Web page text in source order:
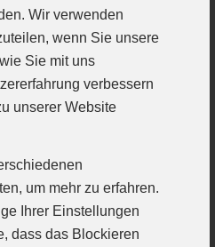
Wir verwenden
wenn Sie unsere
Sie mit uns
verbessern
unserer Website
um mehr zu erfahren.
Ihrer Einstellungen
dass das Blockieren
Da es regelmäßig
wurde das Projekt
Funktionären bald
um die deutsch-
nicht zu
nicht kommen.